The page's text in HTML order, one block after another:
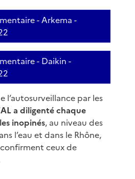
- Arkema -
- Daikin -
l’autosurveillance par les
a diligenté chaque
inopinés, au niveau des
l’eau et dans le Rhône,
ceux de